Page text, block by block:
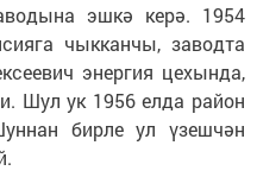
эшкә керә. 1954
чыкканчы, заводта
энергия цехында,
Шул ук 1956 елда район
бирле ул үзешчән